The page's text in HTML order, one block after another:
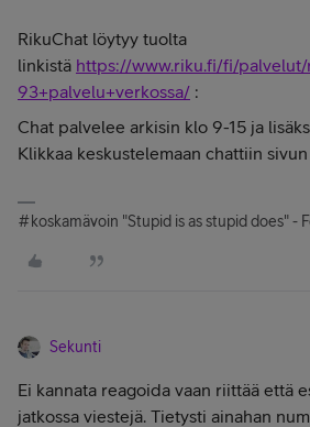
RikuChat löytyy tuolta
linkistä https://www.riku.fi/fi/
93+palvelu+verkossa/ :
Chat palvelee arkisin klo 9-15 ja
Klikkaa keskustelemaan chattiin
#koskamävoin "Stupid is as stupid does" -
Sekunti
Ei kannata reagoida vaan riittää että
jatkossa viestejä. Tietysti ainahan